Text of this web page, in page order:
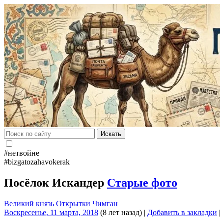
Искать
#нетвойне
#bizgatozahavokerak
Посёлок Искандер Старые фото
Великий князь Открытки Чимган
Воскресенье, 11 марта, 2018 (8 лет назад) | Добавить в закладки